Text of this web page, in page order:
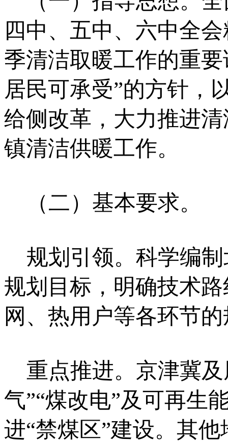
四中、五中、六中全
季清洁取暖工作的重
居民可承受”的方针，
给侧改革，大力推进
镇清洁供暖工作。
（二）基本要求。
规划引领。科学编制
规划目标，明确技术
网、热用户等各环节
重点推进。京津冀及
气”“煤改电”及可再生
进“禁煤区”建设。其